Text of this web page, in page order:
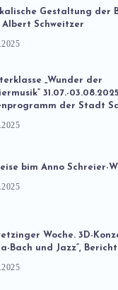
Gestaltung der
Albert Schweitzer
„Wunder der
31.07.-03.08.2025
der Stadt
bim Anno Schreier-
Woche. 3D-
Bach und Jazz“,